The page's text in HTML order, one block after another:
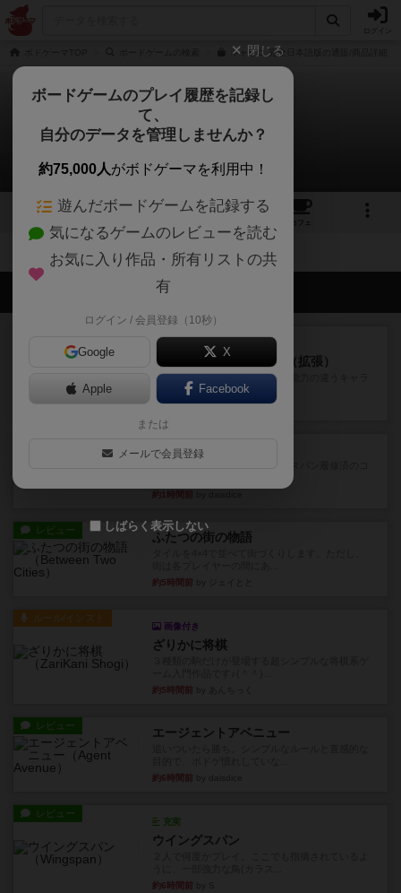
キャリコ 完全日本語版の通販/商品詳細
キャリコ
拡張/関連作品 0件
6 3 27
カフェ
会員の新しい投稿
クランク! ：冒険者たち（拡張）
クランク！のプレイヤーごとに能力の違うキャラ
クターを使用できるようにな...
36分前by ぽっぽーくるっぽー
ワイアームスパン
レビュー ふたつの街の物語
約5時間前
ルール/インスト
画像付き
ざりかに将棋
約5時間前
レビュー エージェントアベニュー
約6時間前
レビュー
充実
ウイングスパン
約6時間前
閉じる
ボードゲームのプレイ履歴を記録し
て、
自分のデータを管理しませんか？
約75,000人がボドゲーマを利用中！
遊んだボードゲームを記録する
気になるゲームのレビューを読む
お気に入り作品・所有リストの共
有
ログイン / 会員登録（10秒）
Google X
Apple Facebook
または
メールで会員登録
しばらく表示しない